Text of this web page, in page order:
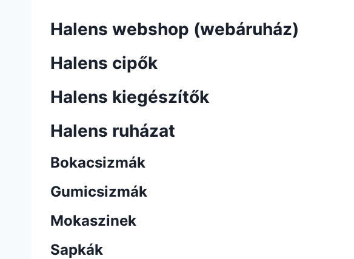
Halens webshop (webáruház)
Halens cipők
Halens kiegészítők
Halens ruházat
Bokacsizmák
Gumicsizmák
Mokaszinek
Sapkák